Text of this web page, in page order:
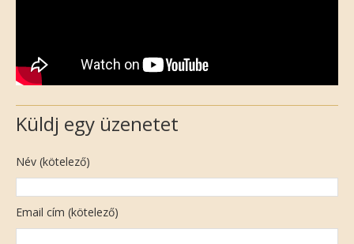
Küldj egy üzenetet
Név (kötelező)
Email cím (kötelező)